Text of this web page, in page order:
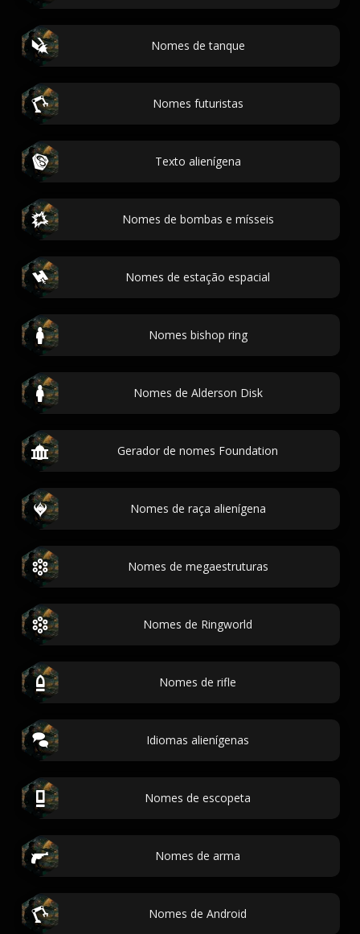
Nomes de tanque
Nomes futuristas
Texto alienígena
Nomes de bombas e mísseis
Nomes de estação espacial
Nomes bishop ring
Nomes de Alderson Disk
Gerador de nomes Foundation
Nomes de raça alienígena
Nomes de megaestruturas
Nomes de Ringworld
Nomes de rifle
Idiomas alienígenas
Nomes de escopeta
Nomes de arma
Nomes de Android